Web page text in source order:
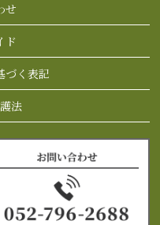
せ
ド
づく表記
法